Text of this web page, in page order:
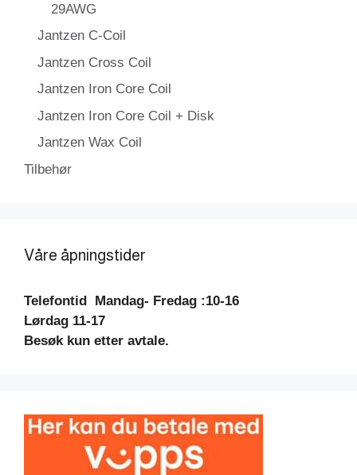
29AWG
Jantzen C-Coil
Jantzen Cross Coil
Jantzen Iron Core Coil
Jantzen Iron Core Coil + Disk
Jantzen Wax Coil
Tilbehør
Våre åpningstider
Telefontid Mandag- Fredag :10-16
Lørdag 11-17
Besøk kun etter avtale.